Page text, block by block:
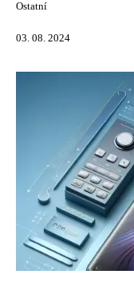
Ostatní
03. 08. 2024